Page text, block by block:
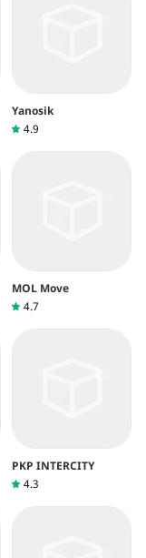
Yanosik
4.9
MOL Move
4.7
PKP INTERCITY
4.3